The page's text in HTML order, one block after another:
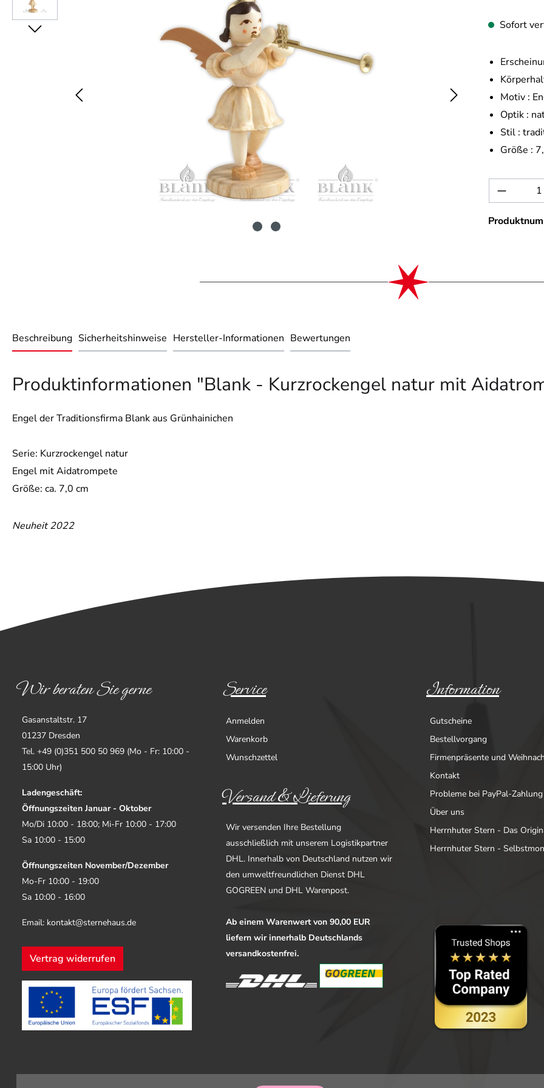
Sofort
Motiv :
Optik :
Stil :
Größe :
Beschreibung Sicherheitshinweise Hersteller-Informationen Bewertungen
Produktinformationen "Blank - Kurzrockengel natur mit
Engel der Traditionsfirma Blank aus Grünhainichen
Serie: Kurzrockengel natur
Engel mit Aidatrompete
Größe: ca. 7,0 cm
Neuheit 2022
Wir beraten Sie gerne
Gasanstaltstr. 17
01237 Dresden
Tel. +49 (0)351 500 50 969 (Mo - Fr: 10:00 -
15:00 Uhr)
Ladengeschäft:
Öffnungszeiten Januar - Oktober
Mo/Di 10:00 - 18:00; Mi-Fr 10:00 - 17:00
Sa 10:00 - 15:00
Öffnungszeiten November/Dezember
Mo-Fr 10:00 - 19:00
Sa 10:00 - 16:00
Email: kontakt@sternehaus.de
Vertrag widerrufen
Service
Anmelden
Warenkorb
Wunschzettel
Information
Gutscheine
Bestellvorgang
Firmenpräsente und
Kontakt
Probleme bei PayPal-
Über uns
Herrnhuter Stern - Das
Herrnhuter Stern -
Versand & Lieferung
Wir versenden Ihre Bestellung
ausschließlich mit unserem Logistikpartner
DHL. Innerhalb von Deutschland nutzen wir
den umweltfreundlichen Dienst DHL
GOGREEN und DHL Warenpost.
Ab einem Warenwert von 90,00 EUR
liefern wir innerhalb Deutschlands
versandkostenfrei.